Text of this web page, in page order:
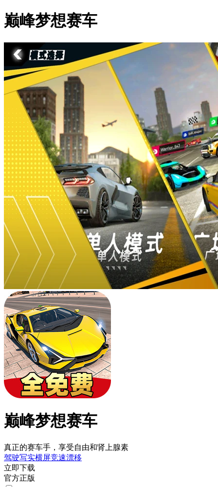
巅峰梦想赛车
巅峰梦想赛车
真正的赛车手，享受自由和肾上腺素
驾驶写实横屏竞速漂移
立即下载
官方正版